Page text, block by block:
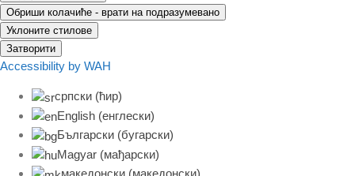
Обриши колачиће - врати на подразумевано
Уклоните стилове
Затворити
Accessibility by WAH
српски (ћир)
English (енглески)
Български (бугарски)
Magyar (мађарски)